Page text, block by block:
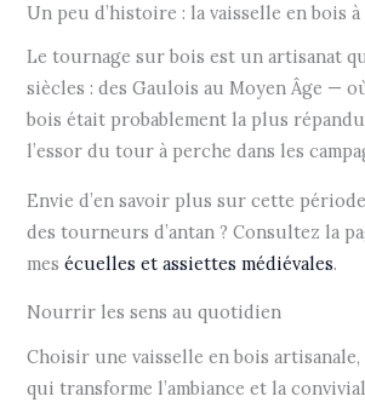
Un peu d’histoire : la vaisselle en bois
Le tournage sur bois est un artisanat
siècles : des Gaulois au Moyen Âge —
bois était probablement la plus
l’essor du tour à perche dans les
Envie d’en savoir plus sur cette
des tourneurs d’antan ? Consultez la
mesécuelles et assiettes médiévales.
Nourrir les sens au quotidien
Choisir une vaisselle en bois artisanale,
qui transforme l’ambiance et la